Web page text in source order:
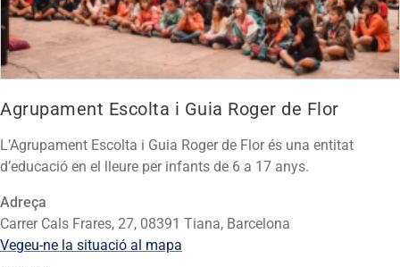
Agrupament Escolta i Guia Roger de Flor
L’Agrupament Escolta i Guia Roger de Flor és una entitat
d’educació en el lleure per infants de 6 a 17 anys.
Adreça
Carrer Cals Frares, 27, 08391 Tiana, Barcelona
Vegeu-ne la situació al mapa